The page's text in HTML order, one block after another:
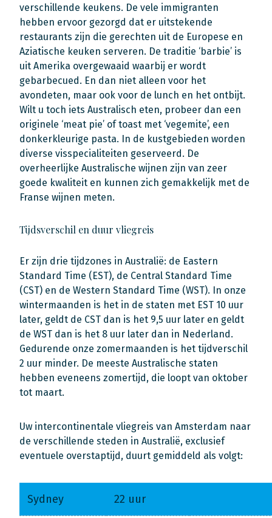
verschillende keukens. De vele immigranten
hebben ervoor gezorgd dat er uitstekende
restaurants zijn die gerechten uit de Europese en
Aziatische keuken serveren. De traditie ‘barbie’ is
uit Amerika overgewaaid waarbij er wordt
gebarbecued. En dan niet alleen voor het
avondeten, maar ook voor de lunch en het ontbijt.
Wilt u toch iets Australisch eten, probeer dan een
originele ‘meat pie’ of toast met ‘vegemite’, een
donkerkleurige pasta. In de kustgebieden worden
diverse visspecialiteiten geserveerd. De
overheerlijke Australische wijnen zijn van zeer
goede kwaliteit en kunnen zich gemakkelijk met de
Franse wijnen meten.
Tijdsverschil en duur vliegreis
Er zijn drie tijdzones in Australië: de Eastern
Standard Time (EST), de Central Standard Time
(CST) en de Western Standard Time (WST). In onze
wintermaanden is het in de staten met EST 10 uur
later, geldt de CST dan is het 9,5 uur later en geldt
de WST dan is het 8 uur later dan in Nederland.
Gedurende onze zomermaanden is het tijdverschil
2 uur minder. De meeste Australische staten
hebben eveneens zomertijd, die loopt van oktober
tot maart.
Uw intercontinentale vliegreis van Amsterdam naar
de verschillende steden in Australië, exclusief
eventuele overstaptijd, duurt gemiddeld als volgt:
Sydney 22 uur